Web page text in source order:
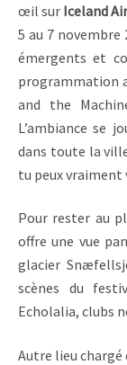
œil sur Iceland
5 au 7 novembre
émergents et
programmation
and the
L’ambiance se
dans toute la
tu peux vraiment
Pour rester au
offre une vue
glacier
scènes du
Echolalia, clubs
Autre lieu chargé